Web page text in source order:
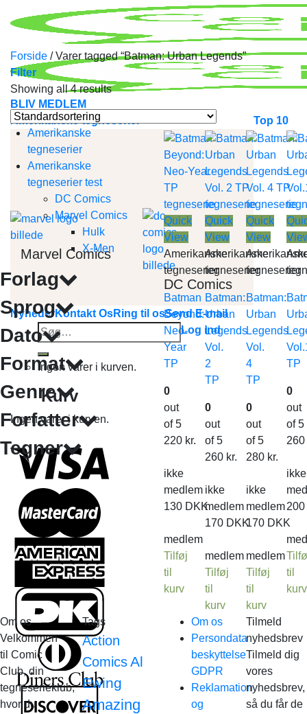
BLIV MEDLEM
Amerikanske tegneserier
Marvel Comics
DC Comics
Top 10
NyhederKontakt OsRing til osSend E-mail
Søg
efter:
Log ind
Ingen varer i kurven.
Kurv
Ingen varer i kurven.
Forside /Varer tagged “Batman: Urban Legends”
Filter
Showing all 4 results
Amerikanske
tegneserier
Amerikanske
tegneserier test
DC Comics
Marvel Comics
Hulk
X-Men
Forlag
Sprog
Dato
Format
Genre
Forfatter
Tegner
Quick
View
Amerikanske
tegneserier
Batman
Beyond:
Neo-
Year
TP
0
out
of 5
220 kr.
ikke
medlem
130 DKK
medlem
Tilføj
til
kurv
Quick
View
Amerikanske
tegneserier
Batman:
Urban
Legends
Vol.
2
TP
0
out
of 5
260 kr.
ikke
medlem
170 DKK
medlem
Tilføj
til
kurv
Quick
View
tegneserier
Batman:
Urban
Legends
Vol.
4
TP
0
out
of 5
280 kr.
ikke
medlem
170 DKK
medlem
Tilføj
til
kurv
TP
0
out
of 5
ikke
til
kurv
Om os
Velkommen
til Comic
Club, din
tegneserieklub,
hvor du
Tags
Action
Comics Al
Ewing
Amazing
Om os
Persondata
beskyttelse
GDPR
Reklamation
og
Tilmeld
nyhedsbrev
Tilmeld dig
vores
nyhedsbrev,
så du får de